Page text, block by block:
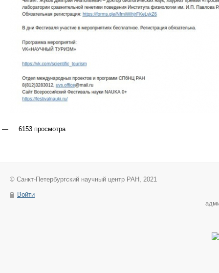
6153 просмотра
© Санкт-Петербургский научный центр РАН, 2021
Войти